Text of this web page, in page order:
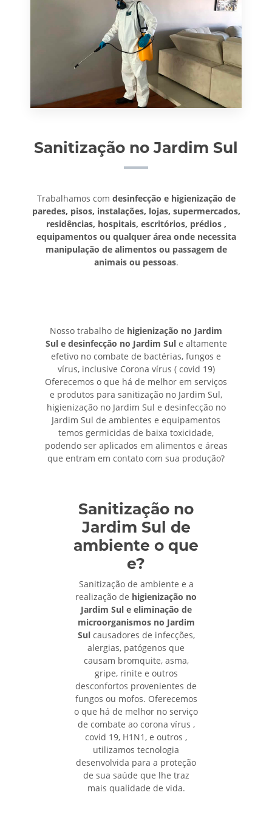
Sanitização no Jardim Sul
Trabalhamos com desinfecção e higienização de
paredes, pisos, instalações, lojas, supermercados,
residências, hospitais, escritórios, prédios ,
equipamentos ou qualquer área onde necessita
manipulação de alimentos ou passagem de
animais ou pessoas.
Nosso trabalho de higienização no Jardim
Sul e desinfecção no Jardim Sule altamente
efetivo no combate de bactérias, fungos e
vírus, inclusive Corona vírus ( covid 19)
Oferecemos o que há de melhor em serviços
e produtos para sanitização no Jardim Sul,
higienização no Jardim Sul e desinfecção no
Jardim Sul de ambientes e equipamentos
temos germicidas de baixa toxicidade,
podendo ser aplicados em alimentos e áreas
que entram em contato com sua produção?
Sanitização no
Jardim Sul de
ambiente o que
e?
Sanitização de ambiente e a
realização de higienização no
Jardim Sul e eliminação de
microorganismos no Jardim
Sulcausadores de infecções,
alergias, patógenos que
causam bromquite, asma,
gripe, rinite e outros
desconfortos provenientes de
fungos ou mofos. Oferecemos
o que há de melhor no serviço
de combate ao corona vírus ,
covid 19, H1N1, e outros ,
utilizamos tecnologia
desenvolvida para a proteção
de sua saúde que lhe traz
mais qualidade de vida.